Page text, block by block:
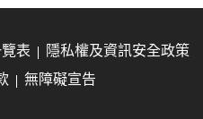
表
隱私權及資訊安全政策
無障礙宣告